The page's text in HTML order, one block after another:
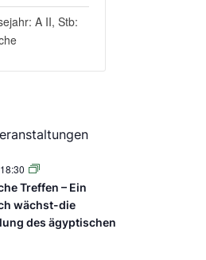
A II, Stb:
18:30
Treffen – Ein
wächst-die
des ägyptischen